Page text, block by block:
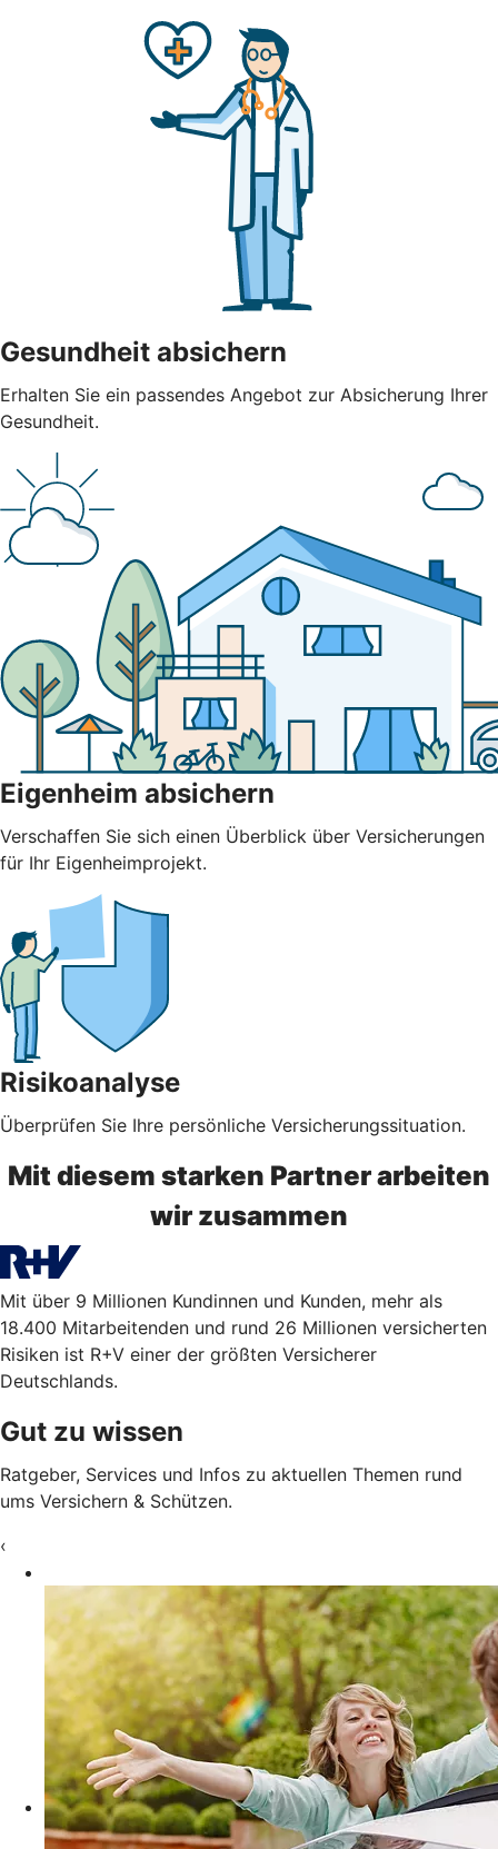
Gesundheit absichern
Erhalten Sie ein passendes Angebot zur Absicherung Ihrer
Gesundheit.
Eigenheim absichern
Verschaffen Sie sich einen Überblick über Versicherungen
für Ihr Eigenheimprojekt.
Risikoanalyse
Überprüfen Sie Ihre persönliche Versicherungssituation.
Mit diesem starken Partner arbeiten
wir zusammen
Mit über 9 Millionen Kundinnen und Kunden, mehr als
18.400 Mitarbeitenden und rund 26 Millionen versicherten
Risiken ist R+V einer der größten Versicherer
Deutschlands.
Gut zu wissen
Ratgeber, Services und Infos zu aktuellen Themen rund
ums Versichern & Schützen.
‹